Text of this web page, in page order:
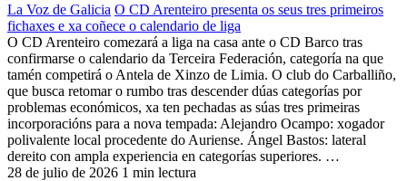
La Voz de Galicia O CD Arenteiro presenta os seus tres primeiros
fichaxes e xa coñece o calendario de liga
O CD Arenteiro comezará a liga na casa ante o CD Barco tras
confirmarse o calendario da Terceira Federación, categoría na que
tamén competirá o Antela de Xinzo de Limia. O club do Carballiño,
que busca retomar o rumbo tras descender dúas categorías por
problemas económicos, xa ten pechadas as súas tres primeiras
incorporacións para a nova tempada: Alejandro Ocampo: xogador
polivalente local procedente do Auriense. Ángel Bastos: lateral
dereito con ampla experiencia en categorías superiores. …
28 de julio de 2026 1 min lectura